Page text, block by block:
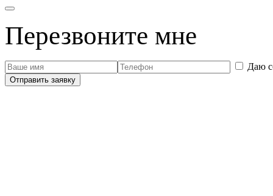
Перезвоните мне
Даю
Отправить заявку